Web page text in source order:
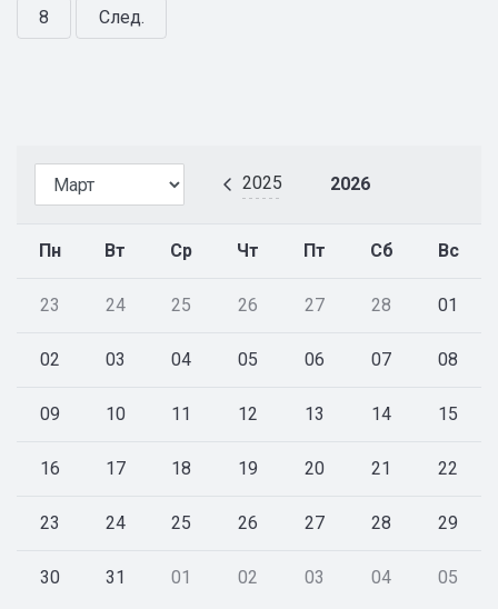
2025 2026
Пн Вт Ср Чт Пт Сб Вс
23 24 25 26 27 28 01
02 03 04 05 06 07 08
09 10 11 12 13 14 15
16 17 18 19 20 21 22
23 24 25 26 27 28 29
30 31 01 02 03 04 05
8 След.